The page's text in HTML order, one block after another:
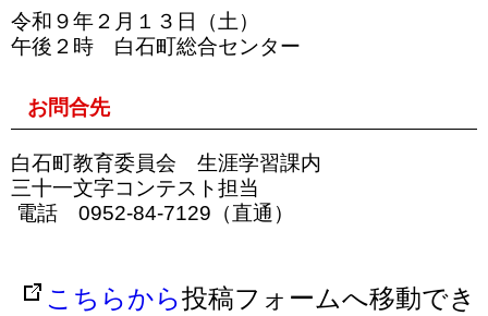
令和９年２月１３日（土）
午後２時 白石町総合センター
お問合先
白石町教育委員会 生涯学習課内
三十一文字コンテスト担当
電話 0952-84-7129（直通）
こちらから投稿フォームへ移動でき